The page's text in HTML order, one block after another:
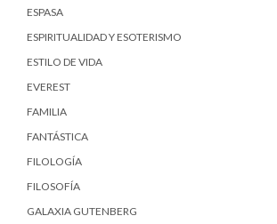
ESPASA
ESPIRITUALIDAD Y ESOTERISMO
ESTILO DE VIDA
EVEREST
FAMILIA
FANTÁSTICA
FILOLOGÍA
FILOSOFÍA
GALAXIA GUTENBERG